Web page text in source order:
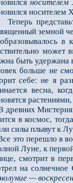
носителем
земной
в
может
быть удержана
больше не
себе: не я
весна,
Мистериях
в космос,
силы плывут к
это перешло в
Луне, к
смотрит в
на
—